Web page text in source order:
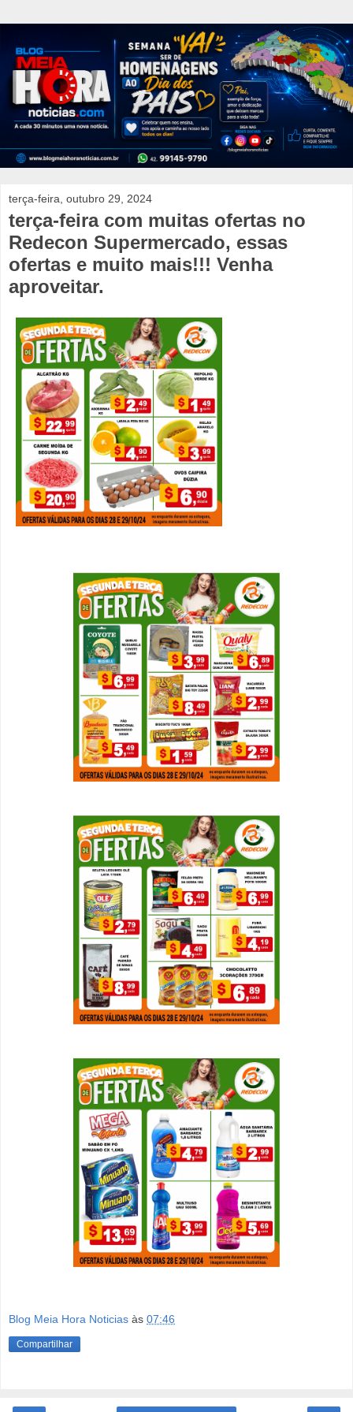
terça-feira, outubro 29, 2024
terça-feira com muitas ofertas no
Redecon Supermercado, essas
ofertas e muito mais!!! Venha
aproveitar.
Blog Meia Hora Noticias às 07:46
Compartilhar